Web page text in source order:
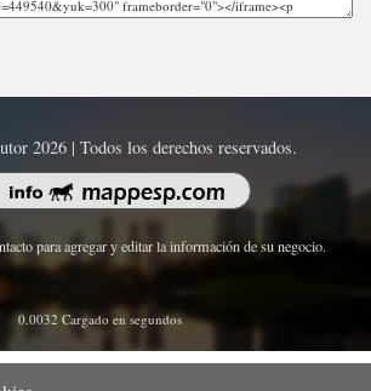
2026 | Todos los derechos reservados.
para agregar y editar la información de su negocio.
0.0032 Cargado en segundos